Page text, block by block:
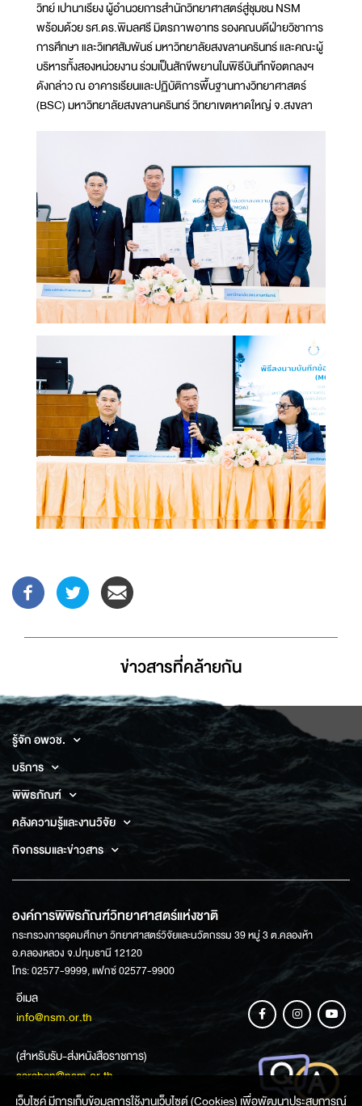
วิทย์ เปานาเรียง ผู้อำนวยการสำนักวิทยาศาสตร์สู่ชุมชน NSM
พร้อมด้วย รศ.ดร.พิมลศรี มิตรภาพอาทร รองคณบดีฝ่ายวิชาการ
การศึกษา และวิเทศสัมพันธ์ มหาวิทยาลัยสงขลานครินทร์ และคณะผู้
บริหารทั้งสองหน่วยงาน ร่วมเป็นสักขีพยานในพิธีบันทึกข้อตกลงฯ
ดังกล่าว ณ อาคารเรียนและปฏิบัติการพื้นฐานทางวิทยาศาสตร์
(BSC) มหาวิทยาลัยสงขลานครินทร์ วิทยาเขตหาดใหญ่ จ.สงขลา
ข่าวสารที่่คล้ายกัน
รู้จัก อพวช.
บริการ
พิพิธภัณฑ์
คลังความรู้และงานวิจัย
กิจกรรมและข่าวสาร
องค์การพิพิธภัณฑ์วิทยาศาสตร์แห่งชาติ
กระทรวงการอุดมศึกษา วิทยาศาสตร์วิจัยและนวัตกรรม 39 หมู่ 3 ต.คลองห้า
อ.คลองหลวง จ.ปทุมธานี 12120
โทร: 02577-9999, แฟกซ์ 02577-9900
อีเมล
info@nsm.or.th
(สำหรับรับ-ส่งหนังสือราชการ)
saraban@nsm.or.th
เว็บไซค์ มีการเก็บข้อมูลการใช้งานเว็บไซต์ (Cookies) เพื่อพัฒนาประสบการณ์